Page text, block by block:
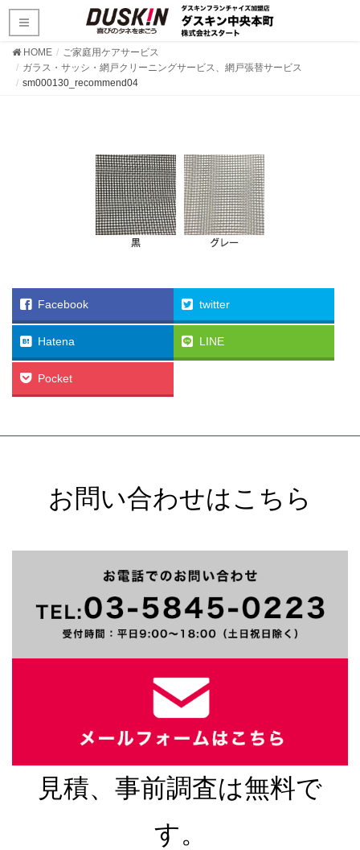
HOME
ご家庭用ケアサービス
ガラス・サッシ・網戸クリーニングサービス、網戸張替サービス
sm000130_recommend04
Facebook twitter
Hatena LINE
Pocket
お問い合わせはこちら
見積、事前調査は無料で
す。